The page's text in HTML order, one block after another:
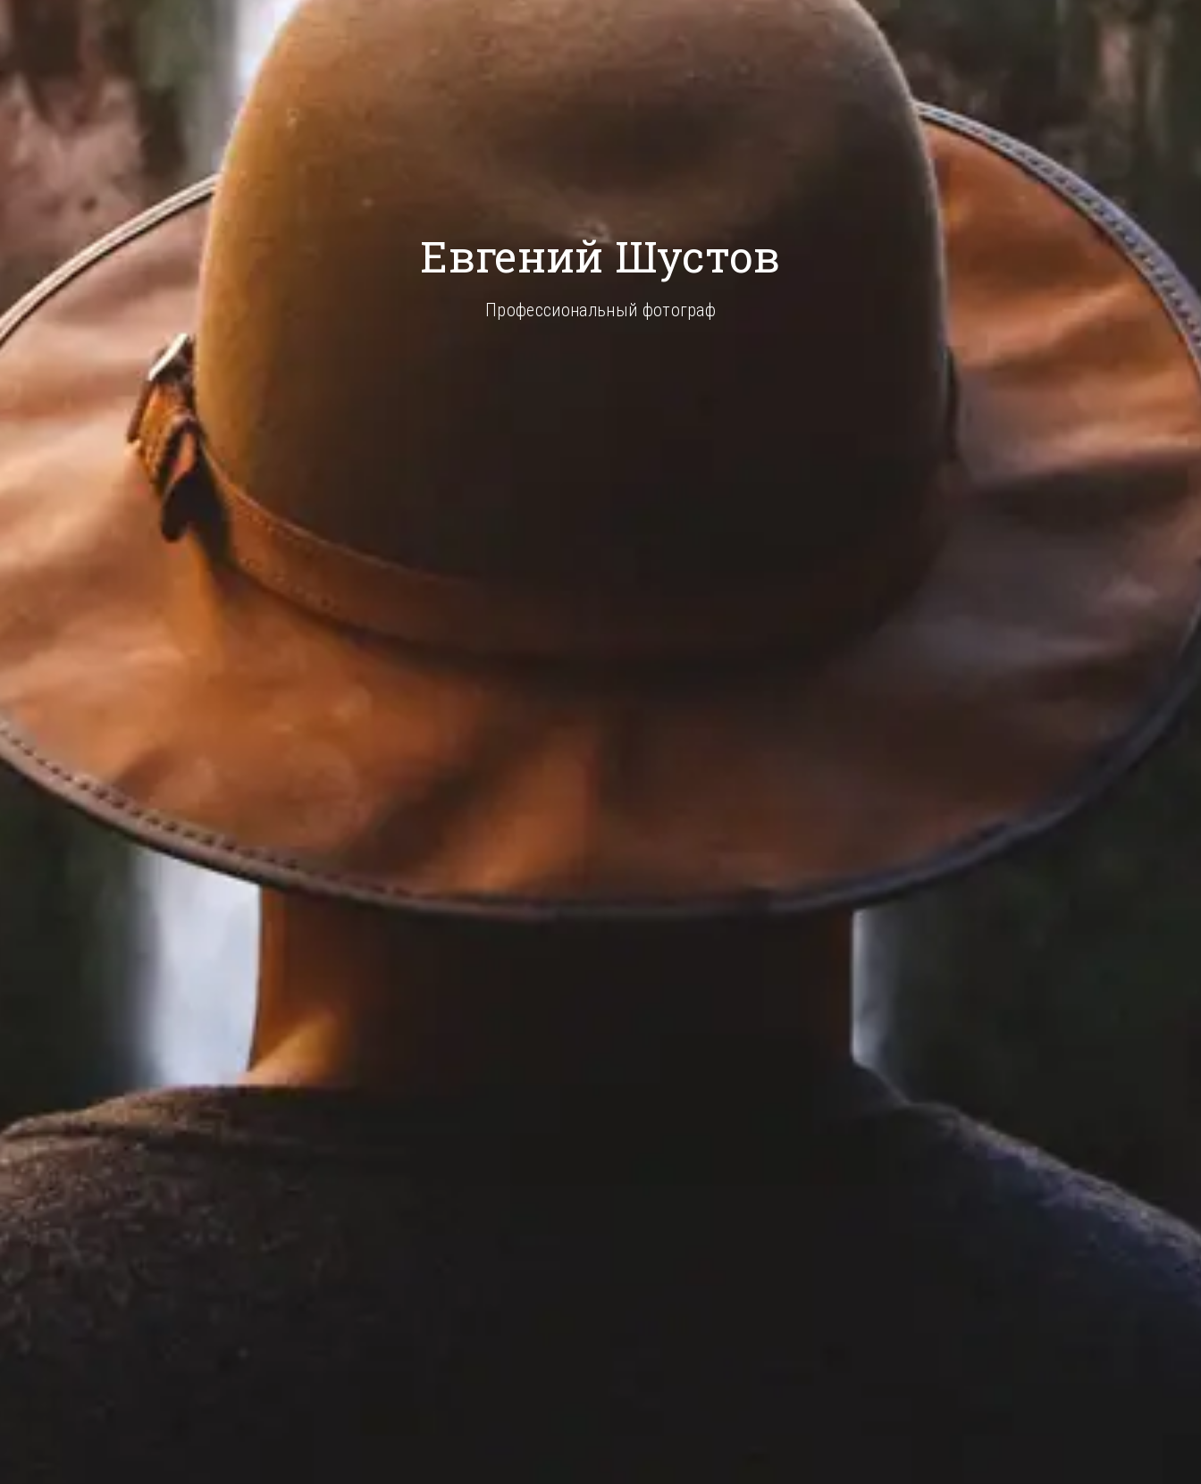
Евгений Шустов
Профессиональный фотограф